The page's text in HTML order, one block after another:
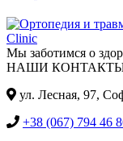
Мы заботимся о
НАШИ
ул. Лесная, 97,
+38 (067) 794 46